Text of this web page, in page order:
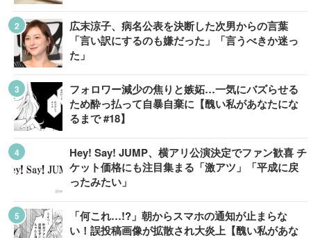
広末涼子、病名公表を決断した次男からの言葉
「言い訳にするのも嫌だった」「言うべきか迷っ
た」
フォロワー減少の焦りと嫉妬…一気にバズらせる
ため酔っ払って自暴自棄に【醜い私があなたにな
るまで #18】
Hey! Say! JUMP、横アリ公演決定でファン歓喜 チ
ケット価格にも注目集まる「激アツ」「平成に戻
ったみたい」
「何これ…!?」朝からスマホの通知が止まらな
い！誤投稿画像が拡散され大炎上【醜い私があな